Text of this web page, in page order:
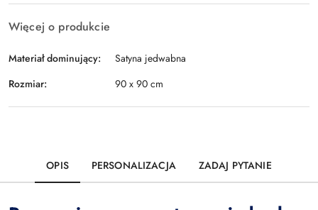
Więcej o produkcie
Materiał dominujący:
Satyna jedwabna
Rozmiar:
90 x 90 cm
OPIS PERSONALIZACJA ZADAJ PYTANIE